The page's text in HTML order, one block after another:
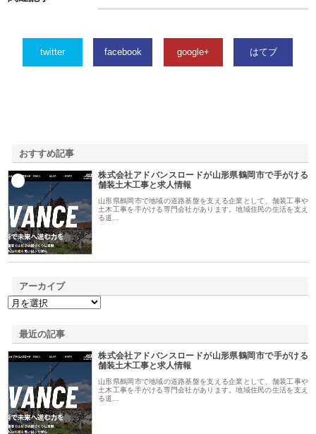
twitter facebook google+ はてブ
おすすめ記事
株式会社アドバンスロードが山形県鶴岡市で手がける
舗装土木工事と求人情報
山形県鶴岡市で地域の道路基盤を支える企業として、舗装工事や
土木工事を手がける専門会社があります。地域住民の生活を支え
る道…
アーカイブ
最近の記事
株式会社アドバンスロードが山形県鶴岡市で手がける
舗装土木工事と求人情報
山形県鶴岡市で地域の道路基盤を支える企業として、舗装工事や
土木工事を手がける専門会社があります。地域住民の生活を支え
る道…